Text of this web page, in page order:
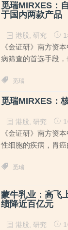
觅瑞MIRXES：
于国内两款产品
港股 研究
《金证研》南方资
病筛查的首选手段
觅瑞
觅瑞MIRXES：
港股 研究
《金证研》南方资
性细胞的疾病，胃
觅瑞
蒙牛乳业：高飞
绩降近百亿元
港股, 研究